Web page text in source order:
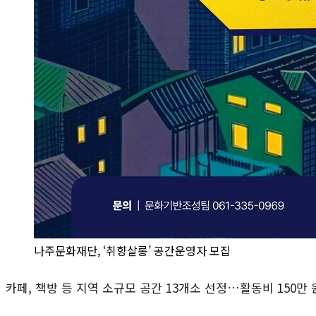
나주문화재단, ‘취향살롱’ 공간운영자 모집
카페, 책방 등 지역 소규모 공간 13개소 선정…활동비 150만